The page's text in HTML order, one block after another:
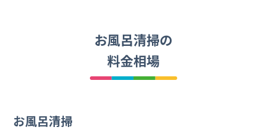
お風呂清掃の
料金相場
お風呂清掃